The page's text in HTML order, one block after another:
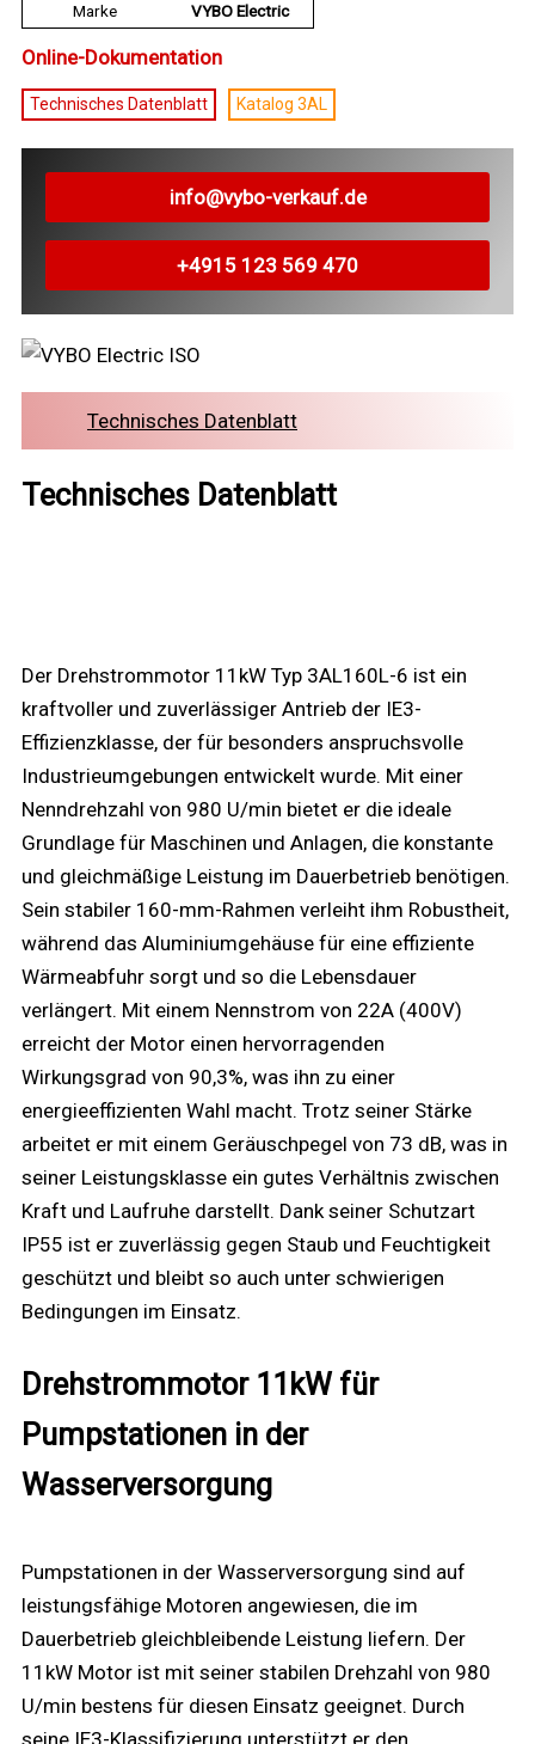
Marke
VYBO Electric
Online-Dokumentation
Technisches Datenblatt Katalog 3AL
info@vybo-verkauf.de
+4915 123 569 470
Technisches Datenblatt
Technisches Datenblatt
Der Drehstrommotor 11kW Typ 3AL160L-6 ist ein
kraftvoller und zuverlässiger Antrieb der IE3-
Effizienzklasse, der für besonders anspruchsvolle
Industrieumgebungen entwickelt wurde. Mit einer
Nenndrehzahl von 980 U/min bietet er die ideale
Grundlage für Maschinen und Anlagen, die konstante
und gleichmäßige Leistung im Dauerbetrieb benötigen.
Sein stabiler 160-mm-Rahmen verleiht ihm Robustheit,
während das Aluminiumgehäuse für eine effiziente
Wärmeabfuhr sorgt und so die Lebensdauer
verlängert. Mit einem Nennstrom von 22A (400V)
erreicht der Motor einen hervorragenden
Wirkungsgrad von 90,3%, was ihn zu einer
energieeffizienten Wahl macht. Trotz seiner Stärke
arbeitet er mit einem Geräuschpegel von 73 dB, was in
seiner Leistungsklasse ein gutes Verhältnis zwischen
Kraft und Laufruhe darstellt. Dank seiner Schutzart
IP55 ist er zuverlässig gegen Staub und Feuchtigkeit
geschützt und bleibt so auch unter schwierigen
Bedingungen im Einsatz.
Drehstrommotor 11kW für
Pumpstationen in der
Wasserversorgung
Pumpstationen in der Wasserversorgung sind auf
leistungsfähige Motoren angewiesen, die im
Dauerbetrieb gleichbleibende Leistung liefern. Der
11kW Motor ist mit seiner stabilen Drehzahl von 980
U/min bestens für diesen Einsatz geeignet. Durch
seine IE3-Klassifizierung unterstützt er den